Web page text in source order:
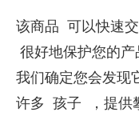
该商品 可以快速
很好地保护您的产
我们确定您会发现
许多 孩子
，提